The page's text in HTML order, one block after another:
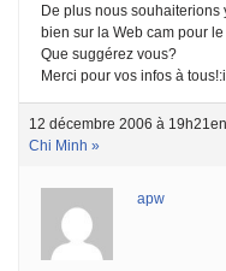
De plus nous souhaiterions
bien sur la Web cam pour
Que suggérez vous?
Merci pour vos infos à
12 décembre 2006 à 19h21
Chi Minh »
apw